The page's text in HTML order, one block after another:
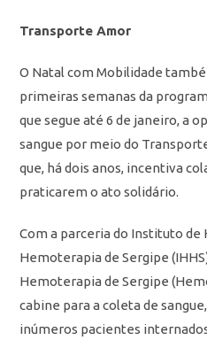
Transporte Amor
O Natal com Mobilidade
primeiras semanas da
que segue até 6 de janeiro, a
sangue por meio do
que, há dois anos, incentiva
praticarem o ato solidário.
Com a parceria do Instituto de
Hemoterapia de Sergipe
Hemoterapia de Sergipe
cabine para a coleta de
inúmeros pacientes